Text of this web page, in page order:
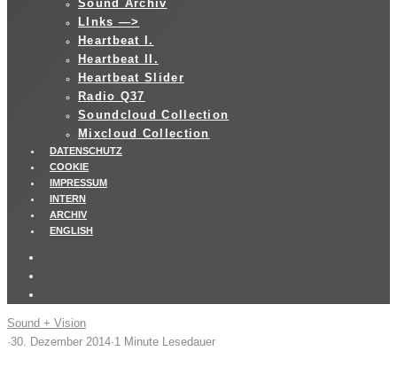
Sound Archiv
LInks —>
Heartbeat I.
Heartbeat II.
Heartbeat Slider
Radio Q37
Soundcloud Collection
Mixcloud Collection
DATENSCHUTZ
COOKIE
IMPRESSUM
INTERN
ARCHIV
ENGLISH
Sound + Vision
·30. Dezember 2014·1 Minute Lesedauer